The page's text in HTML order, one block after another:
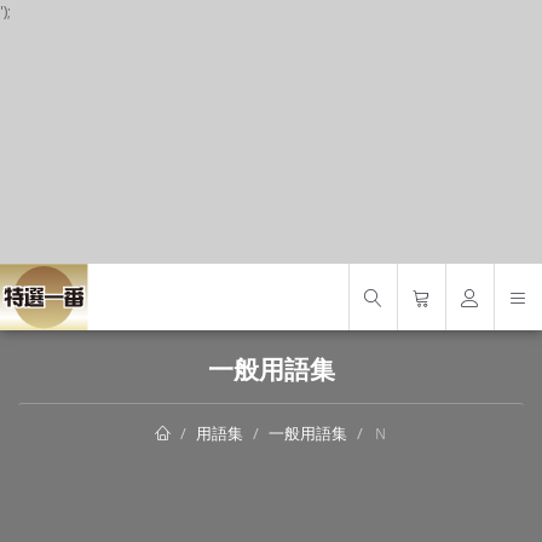
');
一般用語集
用語集 一般用語集 Ｎ